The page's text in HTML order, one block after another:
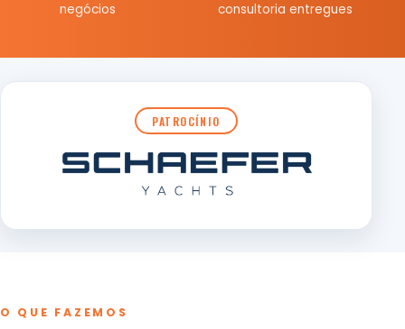
negócios
consultoria entregues
PATROCÍNIO
O QUE FAZEMOS